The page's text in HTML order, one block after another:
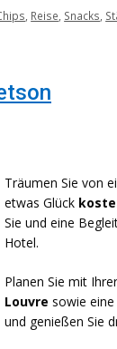
Reise Snacks
Träumen Sie von
etwas Glück
Sie und eine
Hotel.
Planen Sie mit
Louvre sowie eine
und genießen Sie